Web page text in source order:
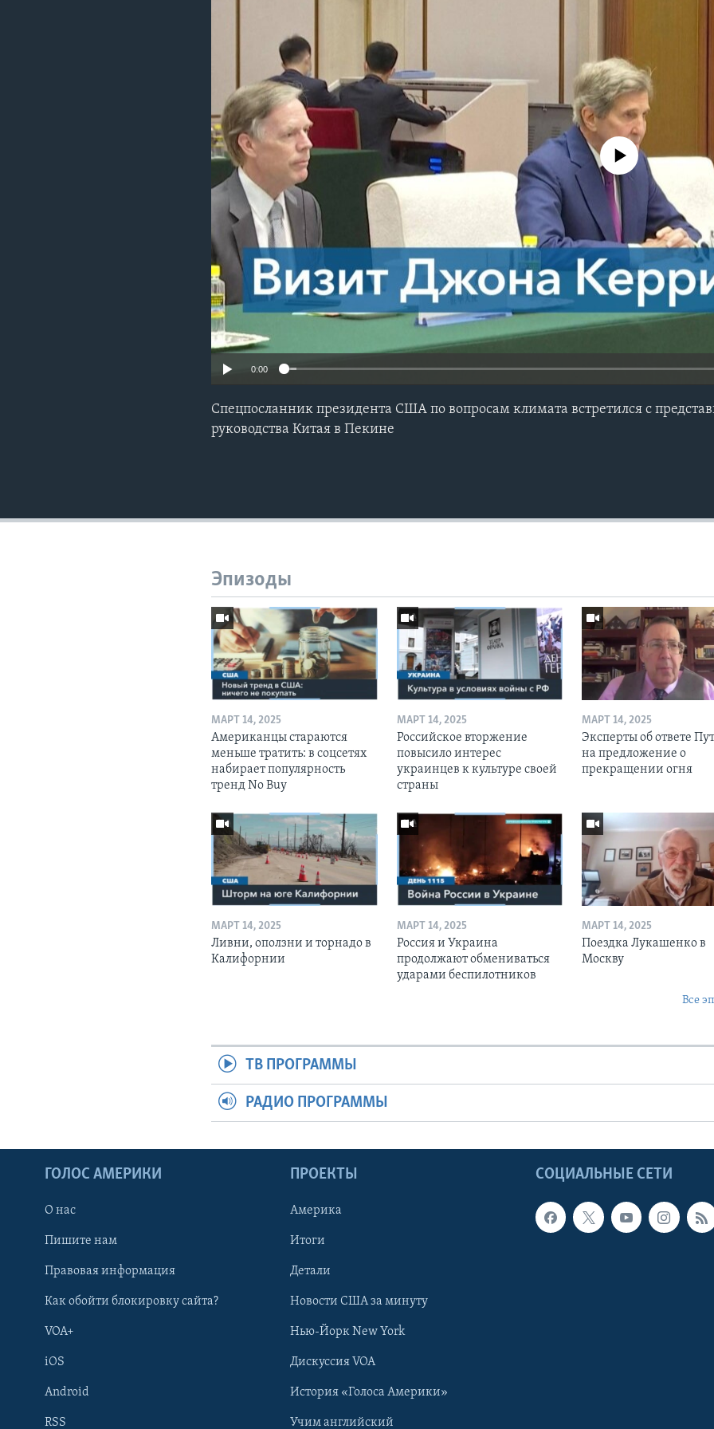
No media source currently
0:00
Спецпосланник президента США по вопросам климата встретился с
руководства Китая в Пекине
Эпизоды
МАРТ 14, 2025
Американцы стараются
меньше тратить: в соцсетях
набирает популярность
тренд No Buy
МАРТ 14, 2025
Российское вторжение
повысило интерес
украинцев к культуре своей
страны
МАРТ 14, 2025
Эксперты об ответе
на предложение о
прекращении огня
МАРТ 14, 2025
Ливни, оползни и торнадо в
Калифорнии
МАРТ 14, 2025
Россия и Украина
продолжают обмениваться
ударами беспилотников
МАРТ 14, 2025
Поездка Лукашенко в
Москву
Все
ТВ ПРОГРАММЫ
РАДИО ПРОГРАММЫ
СОЦИАЛЬНЫЕ СЕТИ
ГОЛОС АМЕРИКИ
О нас
Пишите нам
Правовая информация
Как обойти блокировку сайта?
VOA+
iOS
Android
RSS
ПРОЕКТЫ
Америка
Итоги
Детали
Новости США за минуту
Нью-Йорк New York
Дискуссия VOA
История «Голоса Америки»
Учим английский